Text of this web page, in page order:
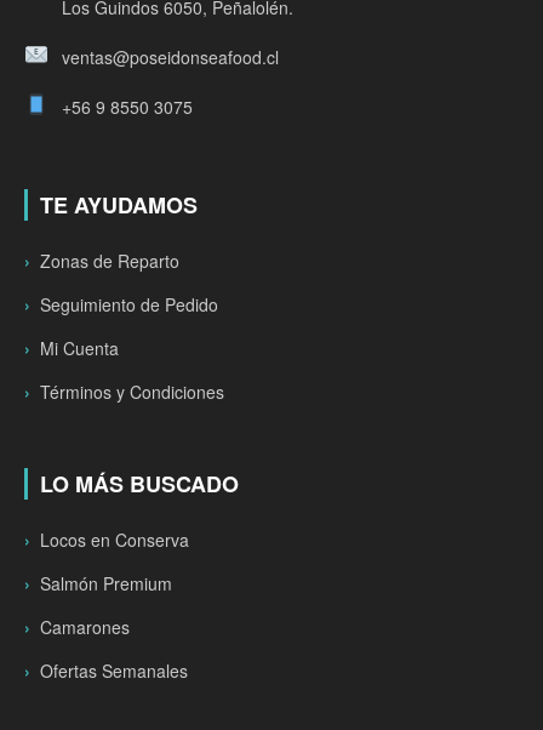
Los Guindos 6050, Peñalolén.
ventas@poseidonseafood.cl
+56 9 8550 3075
TE AYUDAMOS
Zonas de Reparto
Seguimiento de Pedido
Mi Cuenta
Términos y Condiciones
LO MÁS BUSCADO
Locos en Conserva
Salmón Premium
Camarones
Ofertas Semanales